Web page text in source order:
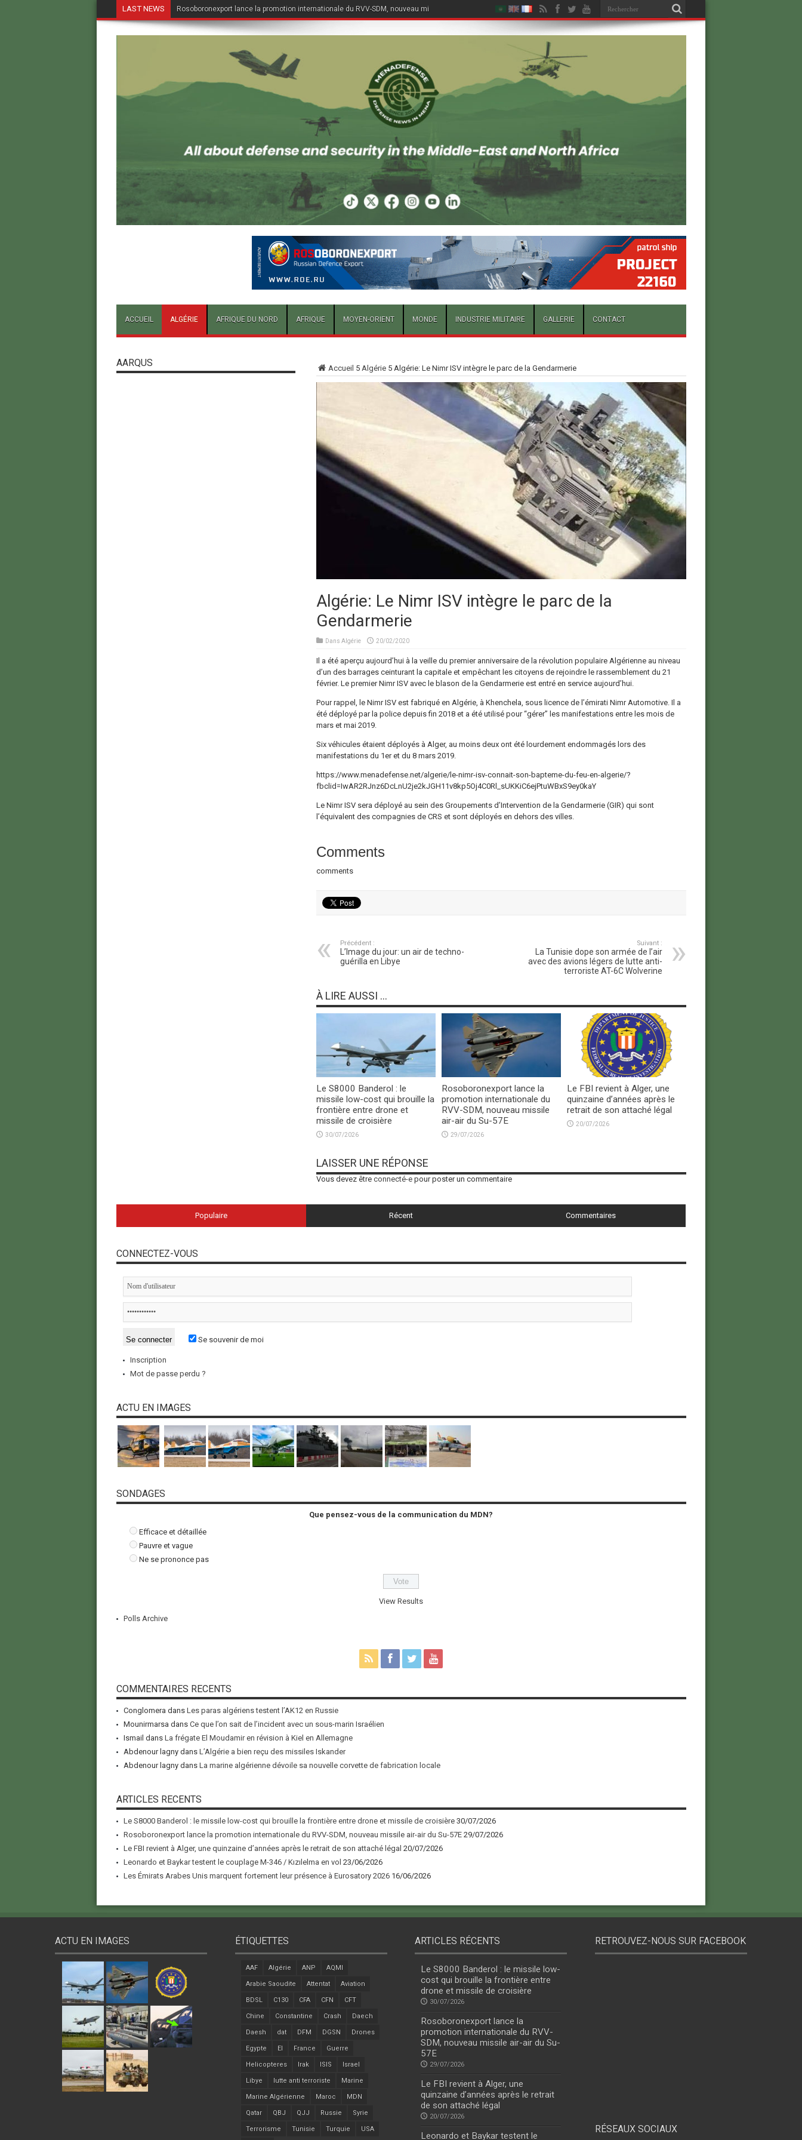
LAST NEWS Rosoboronexport lance la promotion internationale du RVV-SDM, nouveau missile air-air du Su-57E
ACCUEIL ALGÉRIE AFRIQUE DU NORD AFRIQUE MOYEN-ORIENT MONDE INDUSTRIE MILITAIRE GALLERIE CONTACT
Accueil 5 Algérie5 Algérie: Le Nimr ISV intègre le parc de la Gendarmerie
Algérie: Le Nimr ISV intègre le parc de la
Gendarmerie
Dans Algérie 20/02/2020
Il a été aperçu aujourd’hui à la veille du premier anniversaire de la révolution populaire Algérienne au niveau
d’un des barrages ceinturant la capitale et empêchant les citoyens de rejoindre le rassemblement du 21
février. Le premier Nimr ISV avec le blason de la Gendarmerie est entré en service aujourd’hui.
Pour rappel, le Nimr ISV est fabriqué en Algérie, à Khenchela, sous licence de l’émirati Nimr Automotive. Il a
été déployé par la police depuis fin 2018 et a été utilisé pour “gérer” les manifestations entre les mois de
mars et mai 2019.
Six véhicules étaient déployés à Alger, au moins deux ont été lourdement endommagés lors des
manifestations du 1er et du 8 mars 2019.
https://www.menadefense.net/algerie/le-nimr-isv-connait-son-bapteme-du-feu-en-algerie/?
fbclid=IwAR2RJnz6DcLnU2je2kJGH11v8kp5Oj4C0Rl_sUKKiC6ejPtuWBxS9ey0kaY
Le Nimr ISV sera déployé au sein des Groupements d’Intervention de la Gendarmerie (GIR) qui sont
l’équivalent des compagnies de CRS et sont déployés en dehors des villes.
Comments
comments
Précédent :
L’Image du jour: un air de techno-
guérilla en Libye
Suivant :
La Tunisie dope son armée de l’air
avec des avions légers de lutte anti-
terroriste AT-6C Wolverine
À LIRE AUSSI ...
Le S8000 Banderol : le
missile low-cost qui brouille la
frontière entre drone et
missile de croisière
30/07/2026
Rosoboronexport lance la
promotion internationale du
RVV-SDM, nouveau missile
air-air du Su-57E
29/07/2026
Le FBI revient à Alger, une
quinzaine d’années après le
retrait de son attaché légal
20/07/2026
LAISSER UNE RÉPONSE
Vous devez être connecté-epour poster un commentaire
AARQUS
Populaire Récent Commentaires
CONNECTEZ-VOUS
Se souvenir de moi
Inscription
Mot de passe perdu ?
ACTU EN IMAGES
SONDAGES
Que pensez-vous de la communication du MDN?
Efficace et détaillée
Pauvre et vague
Ne se prononce pas
View Results
Polls Archive
COMMENTAIRES RECENTS
Conglomera dans Les paras algériens testent l’AK12 en Russie
Mounirmarsa dans Ce que l’on sait de l’incident avec un sous-marin Israélien
Ismail dans La frégate El Moudamir en révision à Kiel en Allemagne
Abdenour lagnydans L’Algérie a bien reçu des missiles Iskander
Abdenour lagnydans La marine algérienne dévoile sa nouvelle corvette de fabrication locale
ARTICLES RECENTS
Le S8000 Banderol : le missile low-cost qui brouille la frontière entre drone et missile de croisière 30/07/2026
Rosoboronexport lance la promotion internationale du RVV-SDM, nouveau missile air-air du Su-57E 29/07/2026
Le FBI revient à Alger, une quinzaine d’années après le retrait de son attaché légal 20/07/2026
Leonardo et Baykar testent le couplage M-346 / Kızılelma en vol 23/06/2026
Les Émirats Arabes Unis marquent fortement leur présence à Eurosatory 2026 16/06/2026
ACTU EN IMAGES ÉTIQUETTES
AAF Algérie ANP AQMI
Arabie Saoudite Attentat Aviation
BDSL C130 CFA CFN CFT
Chine Constantine Crash Daech
Daesh dat DFM DGSN Drones
Egypte EI France Guerre
Helicopteres Irak ISIS Israel
Libye lutte anti terroriste Marine
Marine Algérienne Maroc MDN
Qatar QBJ QJJ Russie Syrie
Terrorisme Tunisie Turquie USA
ARTICLES RÉCENTS
Le S8000 Banderol : le missile low-
cost qui brouille la frontière entre
drone et missile de croisière
30/07/2026
Rosoboronexport lance la
promotion internationale du RVV-
SDM, nouveau missile air-air du Su-
57E
29/07/2026
Le FBI revient à Alger, une
quinzaine d’années après le retrait
de son attaché légal
20/07/2026
Leonardo et Baykar testent le
RETROUVEZ-NOUS SUR FACEBOOK
RÉSEAUX SOCIAUX